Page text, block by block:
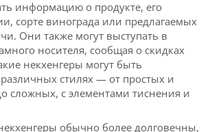
информацию о продукте, его
сорте винограда или предлагаемых
Они также могут выступать в
носителя, сообщая о скидках
некхенгеры могут быть
стилях — от простых и
сложных, с элементами тиснения и
обычно более долговечны,